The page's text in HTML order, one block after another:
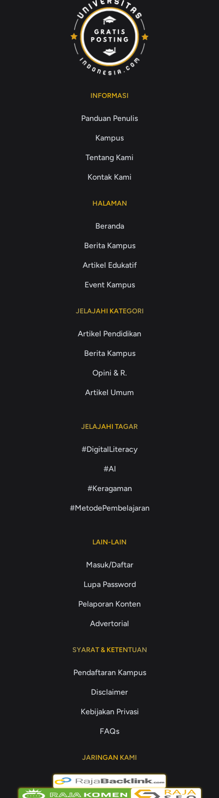
INFORMASI
Panduan Penulis
Kampus
Tentang Kami
Kontak Kami
HALAMAN
Beranda
Berita Kampus
Artikel Edukatif
Event Kampus
JELAJAHI KATEGORI
Artikel Pendidikan
Berita Kampus
Opini & R.
Artikel Umum
JELAJAHI TAGAR
#DigitalLiteracy
#AI
#Keragaman
#MetodePembelajaran
LAIN-LAIN
Masuk/Daftar
Lupa Password
Pelaporan Konten
Advertorial
SYARAT & KETENTUAN
Pendaftaran Kampus
Disclaimer
Kebijakan Privasi
FAQs
JARINGAN KAMI